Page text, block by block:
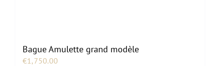
Bague Amulette grand modèle
€1,750.00